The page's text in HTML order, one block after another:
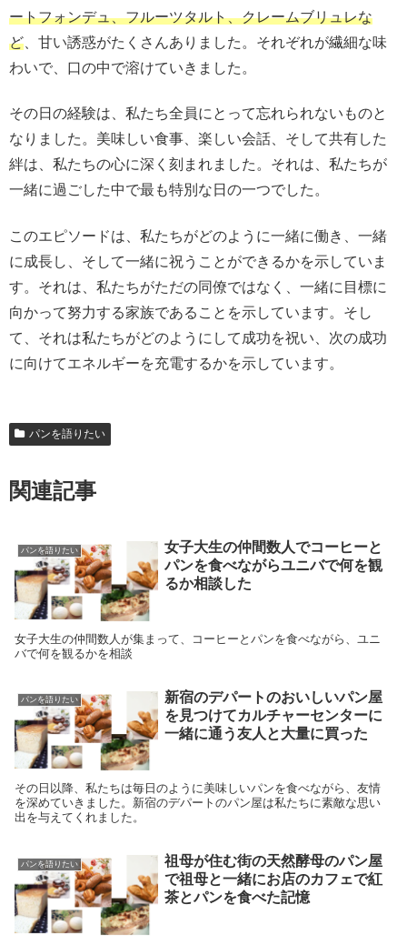
ートフォンデュ、フルーツタルト、クレームブリュレな
ど 、甘い誘惑がたくさんありました。それぞれが繊細な味
わいで、口の中で溶けていきました。
その日の経験は、私たち全員にとって忘れられないものと
なりました。美味しい食事、楽しい会話、そして共有した
絆は、私たちの心に深く刻まれました。それは、私たちが
一緒に過ごした中で最も特別な日の一つでした。
このエピソードは、私たちがどのように一緒に働き、一緒
に成長し、そして一緒に祝うことができるかを示していま
す。それは、私たちがただの同僚ではなく、一緒に目標に
向かって努力する家族であることを示しています。そし
て、それは私たちがどのようにして成功を祝い、次の成功
に向けてエネルギーを充電するかを示しています。
パンを語りたい
関連記事
パンを語りたい
女子大生の仲間数人でコーヒーと
パンを食べながらユニバで何を観
るか相談した
女子大生の仲間数人が集まって、コーヒーとパンを食べながら、ユニ
バで何を観るかを相談
パンを語りたい
新宿のデパートのおいしいパン屋
を見つけてカルチャーセンターに
一緒に通う友人と大量に買った
その日以降、私たちは毎日のように美味しいパンを食べながら、友情
を深めていきました。新宿のデパートのパン屋は私たちに素敵な思い
出を与えてくれました。
パンを語りたい
祖母が住む街の天然酵母のパン屋
で祖母と一緒にお店のカフェで紅
茶とパンを食べた記憶